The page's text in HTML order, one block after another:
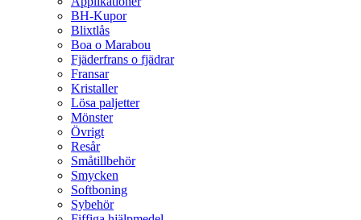
BH-Kupor
Blixtlås
Boa o Marabou
Fjäderfrans o fjädrar
Fransar
Kristaller
Lösa paljetter
Mönster
Övrigt
Resår
Småtillbehör
Smycken
Softboning
Sybehör